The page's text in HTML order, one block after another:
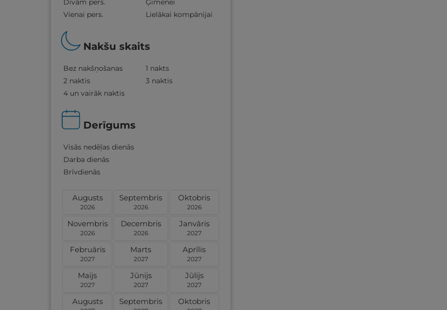
Divām pers.
Ģimenei
Vienai pers.
Lielākai kompānijai
Nakšu skaits
Bez nakšņošanas
1 nakts
2 naktis
3 naktis
4 un vairāk naktis
Derīgums
Visās nedēļas dienās
Darba dienās
Brīvdienās
Augusts
2026
Septembris
2026
Oktobris
2026
Novembris
2026
Decembris
2026
Janvāris
2027
Februāris
2027
Marts
2027
Aprīlis
2027
Maijs
2027
Jūnijs
2027
Jūlijs
2027
Augusts Septembris Oktobris